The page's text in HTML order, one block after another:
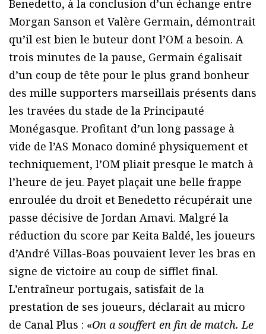
Benedetto, à la conclusion d’un échange entre
Morgan Sanson et Valère Germain, démontrait
qu’il est bien le buteur dont l’OM a besoin. A
trois minutes de la pause, Germain égalisait
d’un coup de tête pour le plus grand bonheur
des mille supporters marseillais présents dans
les travées du stade de la Principauté
Monégasque. Profitant d’un long passage à
vide de l’AS Monaco dominé physiquement et
techniquement, l’OM pliait presque le match à
l’heure de jeu. Payet plaçait une belle frappe
enroulée du droit et Benedetto récupérait une
passe décisive de Jordan Amavi. Malgré la
réduction du score par Keita Baldé, les joueurs
d’André Villas-Boas pouvaient lever les bras en
signe de victoire au coup de sifflet final.
L’entraîneur portugais, satisfait de la
prestation de ses joueurs, déclarait au micro
de Canal Plus : «On a souffert en fin de match. Le